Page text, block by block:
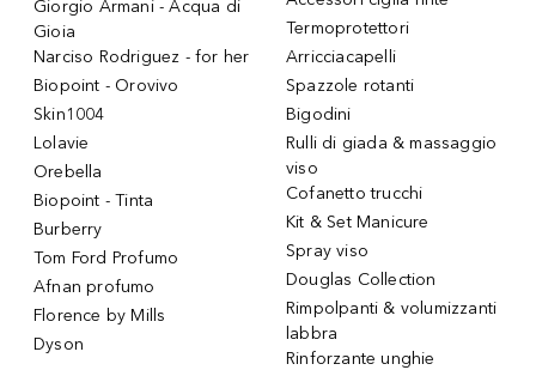
Giorgio Armani - Acqua di
Gioia
Narciso Rodriguez - for her
Biopoint - Orovivo
Skin1004
Lolavie
Orebella
Biopoint - Tinta
Burberry
Tom Ford Profumo
Afnan profumo
Florence by Mills
Dyson
Termoprotettori
Arricciacapelli
Spazzole rotanti
Bigodini
Rulli di giada & massaggio
viso
Cofanetto trucchi
Kit & Set Manicure
Spray viso
Douglas Collection
Rimpolpanti & volumizzanti
labbra
Rinforzante unghie